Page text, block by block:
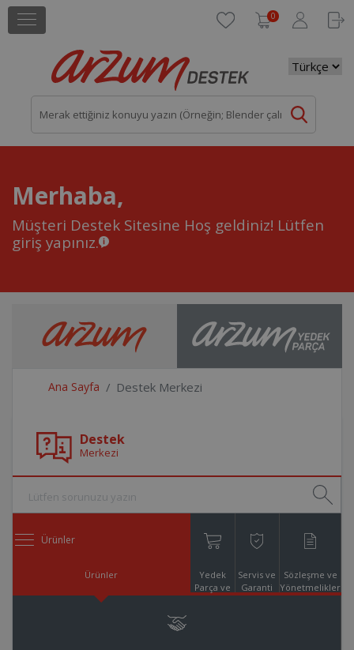
0
Merhaba,
Müşteri Destek Sitesine Hoş geldiniz! Lütfen
giriş yapınız.
Ana Sayfa Destek Merkezi
Destek
Merkezi
Ürünler
Ürünler
Yedek
Parça ve
Servis ve
Garanti
Sözleşme ve
Yönetmelikler